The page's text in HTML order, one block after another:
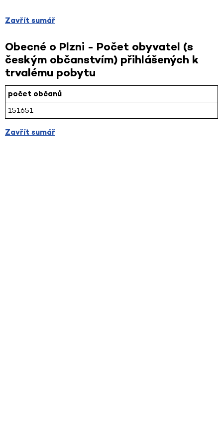
Zavřít sumář
Obecné o Plzni - Počet obyvatel (s
českým občanstvím) přihlášených k
trvalému pobytu
počet občanů
151651
Zavřít sumář